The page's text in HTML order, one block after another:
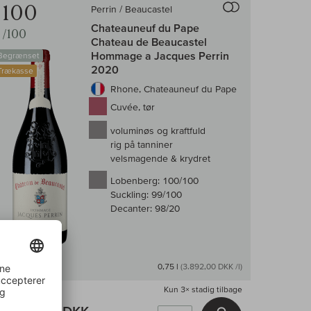
100
/100
Perrin / Beaucastel
Chateauneuf du Pape
Chateau de Beaucastel
Hommage a Jacques Perrin
2020
Rhone, Chateauneuf du Pape
Cuvée, tør
voluminøs og kraftfuld
rig på tanniner
velsmagende & krydret
Lobenberg: 100/100
Suckling: 99/100
Decanter: 98/20
0,75 l (3.892,00 DKK /l)
Kun 3× stadig tilbage